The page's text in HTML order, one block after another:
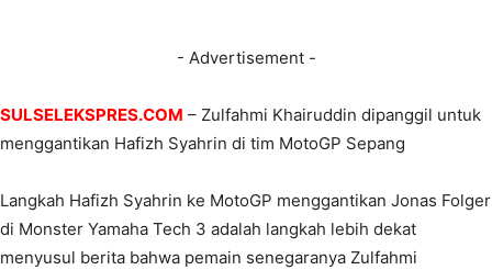
- Advertisement -
SULSELEKSPRES.COM – Zulfahmi Khairuddin dipanggil untuk
menggantikan Hafizh Syahrin di tim MotoGP Sepang
Langkah Hafizh Syahrin ke MotoGP menggantikan Jonas Folger
di Monster Yamaha Tech 3 adalah langkah lebih dekat
menyusul berita bahwa pemain senegaranya Zulfahmi